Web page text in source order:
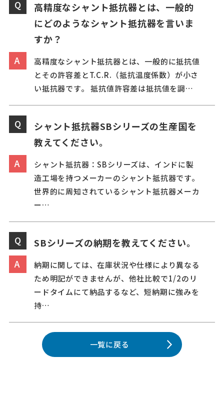
高精度なシャント抵抗器とは、一般的
にどのようなシャント抵抗器を言いま
すか？
高精度なシャント抵抗器とは、一般的に抵抗値
とその許容差とT.C.R.（抵抗温度係数）が小さ
い抵抗器です。 抵抗値許容差は抵抗値を調…
シャント抵抗器SBシリーズの生産国を
教えてください。
シャント抵抗器：SBシリーズは、インドに製
造工場を持つメーカーのシャント抵抗器です。
世界的に周知されているシャント抵抗器メーカ
ー…
SBシリーズの納期を教えてください。
納期に関しては、在庫状況や仕様により異なる
ため明記ができませんが、他社比較で1/2のリ
ードタイムにて納品するなど、短納期に強みを
持…
一覧に戻る